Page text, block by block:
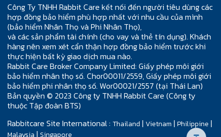
Công Ty TNHH Rabbit Care kết nối đến người tiêu dùng các
hợp đồng bảo hiểm phù hợp nhất với nhu cầu của mình
(bảo hiểm Nhân Thọ và Phi Nhân Thọ),
và các sản phẩm tài chính (cho vay và thẻ tín dụng). Khách
hàng nên xem xét cẩn thận hợp đồng bảo hiểm trước khi
thực hiện bất kỳ giao dịch mua nào.
Rabbit Care Broker Company Limited: Giấy phép môi giới
bảo hiểm nhân thọ số. Chor00011/2559, Giấy phép môi giới
bảo hiểm phi nhân thọ số. Wor00021/2557 (tại Thái Lan)
Bản quyền © 2023 Công ty TNHH Rabbit Care (Công ty
thuộc Tập đoàn BTS)
Rabbitcare Site International : Thailand | Vietnam | Philippine |
Malaysia | Singapore